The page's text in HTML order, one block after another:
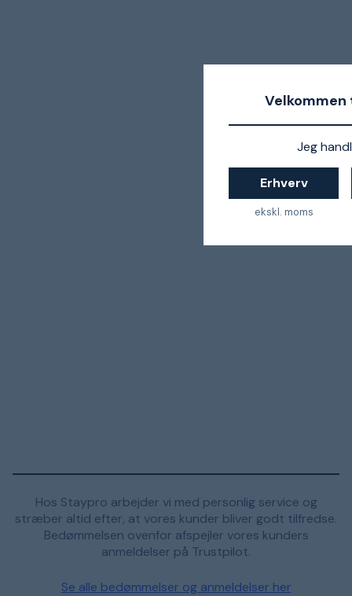
Jeg
Erhverv
ekskl. moms
Hos Staypro arbejder vi med personlig service og
stræber altid efter, at vores kunder bliver godt tilfredse.
Bedømmelsen ovenfor afspejler vores kunders
anmeldelser på Trustpilot.
Se alle bedømmelser og anmeldelser her